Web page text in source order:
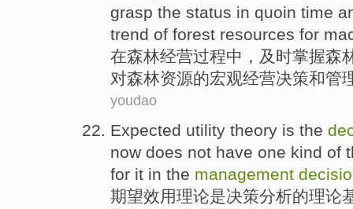
grasp the status in quoin time
trend of forest resources for
在森林经营过程中， 及时掌握森
对森林资源的宏观经营决策和管
youdao
Expected utility theory is the
now does not have one kind of
for it in the management
期望效用理论是决策分析的理论